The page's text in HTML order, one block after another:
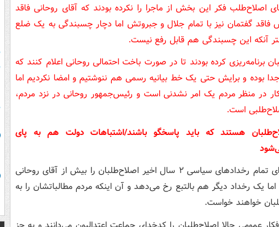
اصلاح‌طلب فکر این بخش از ماجرا را نکرده بودند که آقای روحانی فاقد
گفتمان نیز با تمام جلال و جبروتش اما دچار چسبندگی به یک ضلع
آنکه این چسبندگی هم قابل رفع نیست.
برنامه‌ریزی کرده بودند تا در صورت باخت احتمالی روحانی اعلام کنند که
جدا بوده و برایش حتی یک خط بیانیه رسمی هم ننوشتیم و امضا نکردیم اما
در منظر مردم یک امر نشدنی است و رئیس‌جمهور روحانی در نزد مردم،
است.
هستند که باید پاسخگو باشند/اشتباهات دولت هم به پای
اکنون که مردم در ورای تمام رخدادهای سیاسی ۲ سال اخیر اصلاح‌طلبان را بیش از آقای روحانی
یک رخداد دیگر هم بالتبع رخ می‌دهد و آن اینکه مردم مطالباتشان را به
خواهند خواست.